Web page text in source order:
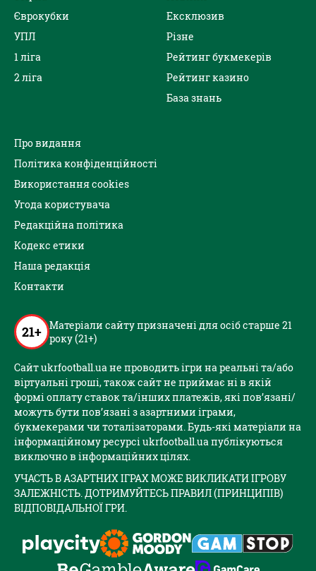
Єврокубки
УПЛ
1 ліга
2 ліга
Ексклюзив
Різне
Рейтинг букмекерів
Рейтинг казино
База знань
Про видання
Політика конфіденційності
Використання cookies
Угода користувача
Редакційна політика
Кодекс етики
Наша редакція
Контакти
21+ Матеріали сайту призначені для осіб старше 21
року (21+)
Сайт ukrfootball.ua не проводить ігри на реальні та/або
віртуальні гроші, також сайт не приймає ні в якій
формі оплату ставок та/інших платежів, які пов’язані/
можуть бути пов’язані з азартними іграми,
букмекерами чи тоталізаторами. Будь-які матеріали на
інформаційному ресурсі ukrfootball.ua публікуються
виключно в інформаційних цілях.
УЧАСТЬ В АЗАРТНИХ ІГРАХ МОЖЕ ВИКЛИКАТИ ІГРОВУ
ЗАЛЕЖНІСТЬ. ДОТРИМУЙТЕСЬ ПРАВИЛ (ПРИНЦИПІВ)
ВІДПОВІДАЛЬНОЇ ГРИ.